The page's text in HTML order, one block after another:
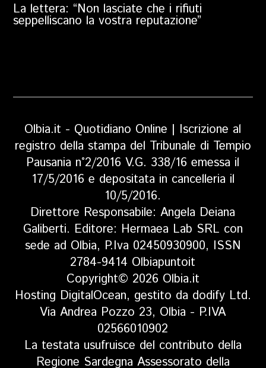
La lettera: “Non lasciate che i rifiuti
seppelliscano la vostra reputazione”
Olbia.it - Quotidiano Online | Iscrizione al
registro della stampa del Tribunale di Tempio
Pausania n°2/2016 V.G. 338/16 emessa il
17/5/2016 e depositata in cancelleria il
10/5/2016.
Direttore Responsabile: Angela Deiana
Galiberti. Editore: Hermaea Lab SRL con
sede ad Olbia, P.Iva 02450930900, ISSN
2784-9414 Olbiapuntoit
Copyright© 2026 Olbia.it
Hosting DigitalOcean, gestito da dodify Ltd.
Via Andrea Pozzo 23, Olbia - P.IVA
02566010902
La testata usufruisce del contributo della
Regione Sardegna Assessorato della